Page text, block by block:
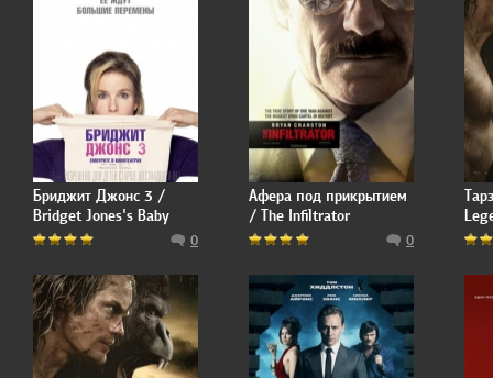
Бриджит Джонс 3 /
Bridget Jones's Baby
0
Афера под прикрытием
/ The Infiltrator
0